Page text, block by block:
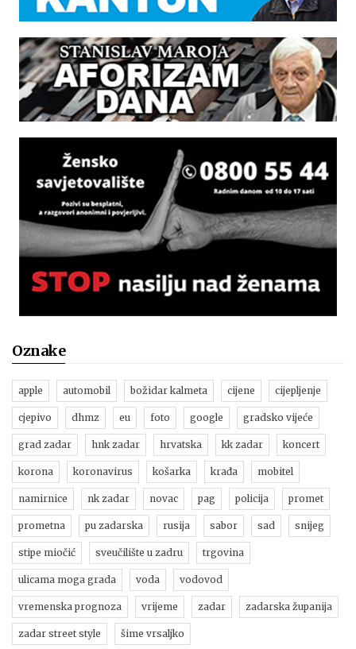
Oznake
apple automobil božidar kalmeta cijene cijepljenje
cjepivo dhmz eu foto google gradsko vijeće
grad zadar hnk zadar hrvatska kk zadar koncert
korona koronavirus košarka krađa mobitel
namirnice nk zadar novac pag policija promet
prometna pu zadarska rusija sabor sad snijeg
stipe miočić sveučilište u zadru trgovina
ulicama moga grada voda vodovod
vremenska prognoza vrijeme zadar zadarska županija
zadar street style šime vrsaljko